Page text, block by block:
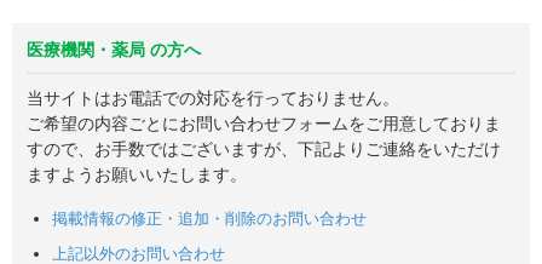
医療機関・薬局 の方へ
当サイトはお電話での対応を行っておりません。
ご希望の内容ごとにお問い合わせフォームをご用意しておりま
すので、お手数ではございますが、下記よりご連絡をいただけ
ますようお願いいたします。
掲載情報の修正・追加・削除のお問い合わせ
上記以外のお問い合わせ